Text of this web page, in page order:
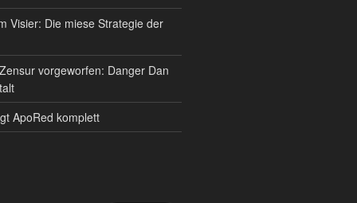
Visier: Die miese Strategie der
vorgeworfen: Danger Dan
ApoRed komplett